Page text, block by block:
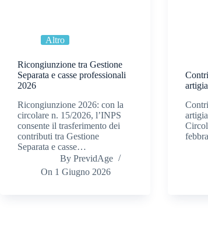
Altro
Ricongiunzione tra Gestione
Separata e casse professionali
2026
Ricongiunzione 2026: con la
circolare n. 15/2026, l’INPS
consente il trasferimento dei
contributi tra Gestione
Separata e casse…
By PrevidAge
On 1 Giugno 2026